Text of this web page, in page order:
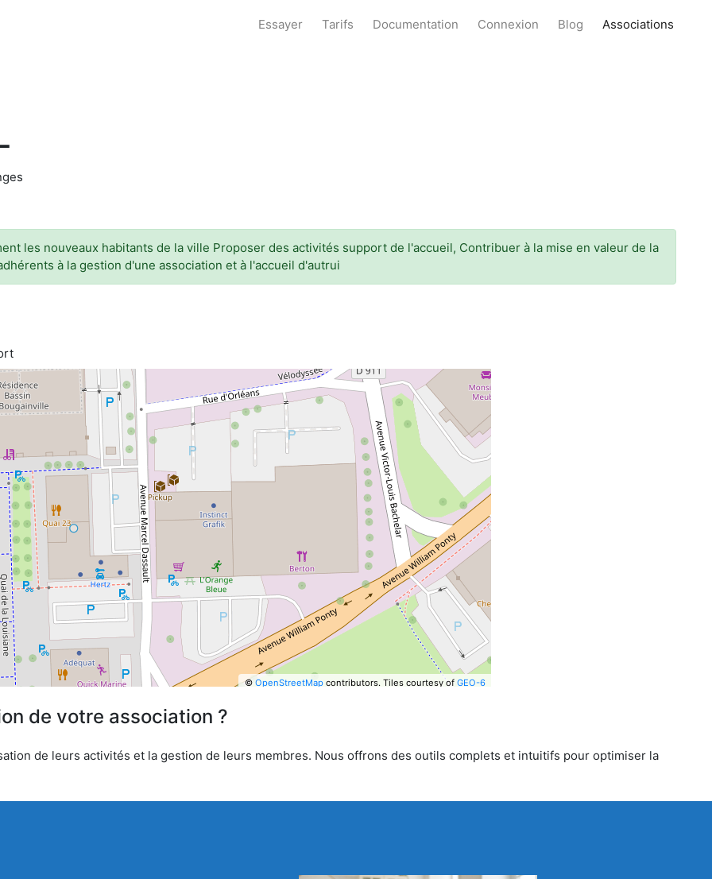
Essayer Tarifs Documentation Connexion Blog Associations
les nouveaux habitants de la ville Proposer des activités support de l'accueil, Contribuer à la mise en valeur de la
à la gestion d'une association et à l'accueil d'autrui
© OpenStreetMapcontributors. Tiles courtesy of GEO-6
de votre association ?
de leurs activités et la gestion de leurs membres. Nous offrons des outils complets et intuitifs pour optimiser la